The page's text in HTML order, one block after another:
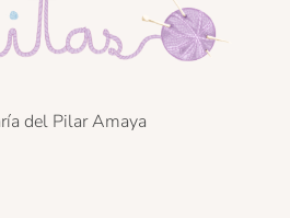
del Pilar Amaya